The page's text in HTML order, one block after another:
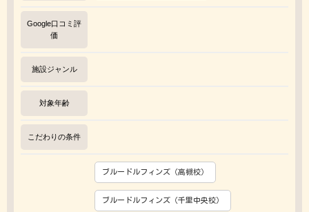
Google口コミ評
価
施設ジャンル
対象年齢
こだわりの条件
ブルードルフィンズ（高槻校）
ブルードルフィンズ（千里中央校）